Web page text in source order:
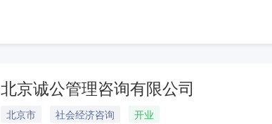
北京诚公管理咨询有限公司
北京市 社会经济咨询
开业